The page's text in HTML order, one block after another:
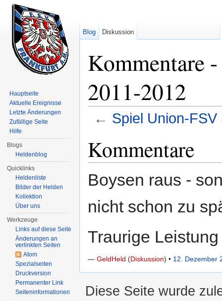
Kommentare
2011-2012
← Spiel Union-
Kommentare
Boysen raus -
nicht schon zu
Traurige
— GeldHeld (Diskussion) • 12. Dezember
Blog Diskussion
Hauptseite
Aktuelle Ereignisse
Letzte Änderungen
Zufällige Seite
Hilfe
Blogs
Heldenblog
Quicklinks
Heldenliste
Bilder der Helden
Kollektion
Über uns
Werkzeuge
Links auf diese Seite
Änderungen an
verlinkten Seiten
Atom
Spezialseiten
Druckversion
Permanenter Link
Seiten­informationen
Diese Seite wurde